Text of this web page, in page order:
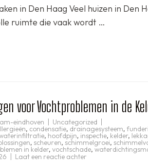
Waterdicht
Maken
Den
in Den Haag Veel huizen in Den
ruimte die vaak wordt …
voor Vochtproblemen in de
eindhoven Uncategorized
, condensatie, drainagesysteem,
, hoofdpijn, inspectie, kelder,
, scheuren, schimmelgroei,
in kelder, vochtschade,
Laat een reactie achter